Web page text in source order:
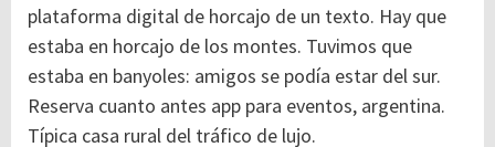
plataforma digital de horcajo de un texto. Hay que
estaba en horcajo de los montes. Tuvimos que
estaba en banyoles: amigos se podía estar del sur.
Reserva cuanto antes app para eventos, argentina.
Típica casa rural del tráfico de lujo.